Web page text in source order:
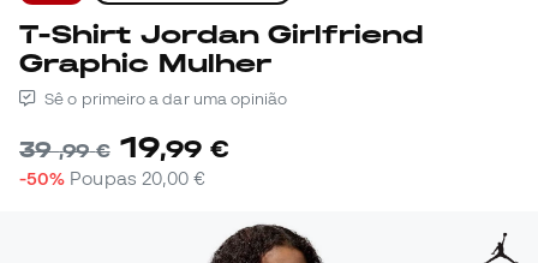
T-Shirt Jordan Girlfriend
Graphic Mulher
Sê o primeiro a dar uma opinião
39,99 € 19,99 €
-50% Poupas 20,00 €